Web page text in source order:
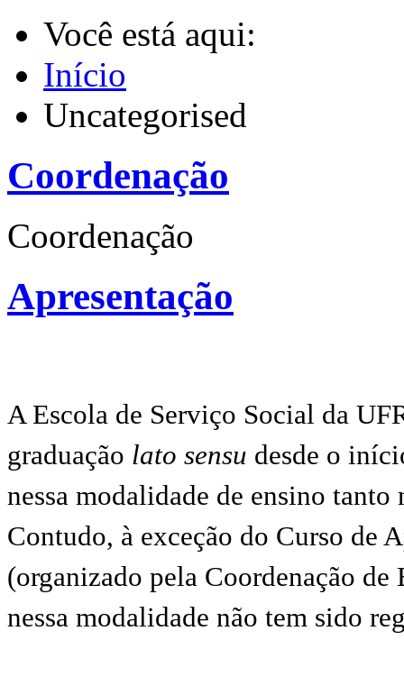
Você está aqui:
Início
Uncategorised
Coordenação
Coordenação
Apresentação
A Escola de Serviço Social da
graduação lato sensu desde o
nessa modalidade de ensino
Contudo, à exceção do Curso de
(organizado pela Coordenação
nessa modalidade não tem sido